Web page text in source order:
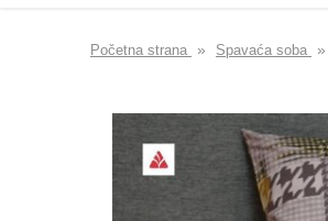
Početna strana » Spavaća soba »